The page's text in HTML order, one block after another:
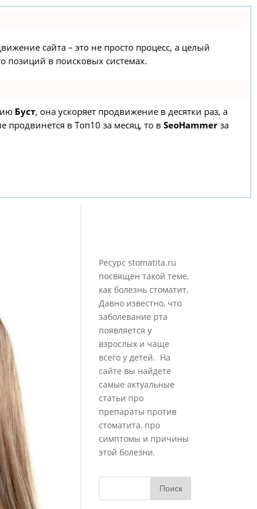
сайта – это не просто процесс, а целый
позиций в поисковых системах.
Буст, она ускоряет продвижение в десятки раз, а
продвинется в Топ10 за месяц, то в SeoHammer за
Ресурс stomatita.ru
посвящен такой теме,
как болезнь стоматит.
Давно известно, что
заболевание рта
появляется у
взрослых и чаще
всего у детей. На
сайте вы найдете
самые актуальные
статьи про
препараты против
стоматита, про
симптомы и причины
этой болезни.